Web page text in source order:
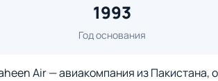
1993
Год основания
Air — авиакомпания из Пакистана,